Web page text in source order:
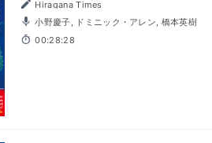
Hiragana Times
小野慶子, ドミニック・アレン, 橋本英樹
00:28:28